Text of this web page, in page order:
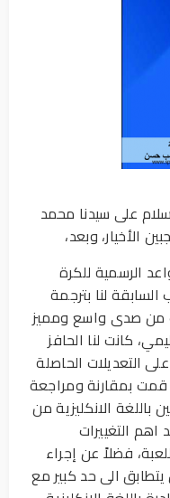
على سيدنا محمد
الأخيار، وبعد،
الرسمية للكرة
التجارب السابقة لنا بترجمة
من صدى واسع ومميز
كانت لنا الحافز
التعديلات الحاصلة
قمت بمقارنة ومراجعة
باللغة الانكليزية من
اهم التغييرات
فضلاً عن إجراء
الى حد كبير مع